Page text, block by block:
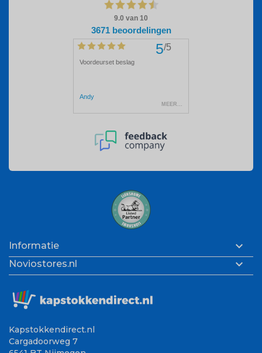
Informatie 
Noviostores.nl 
Kapstokkendirect.nl
Cargadoorweg 7